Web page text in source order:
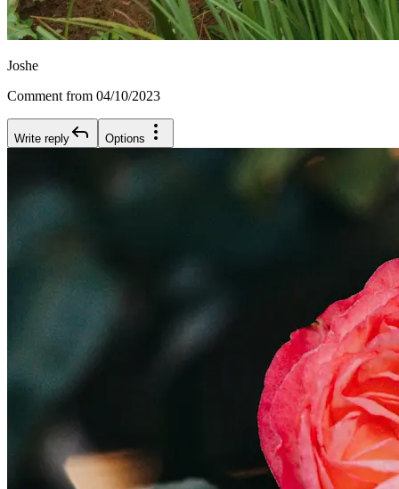
Joshe
Comment from 04/10/2023
Write reply Options